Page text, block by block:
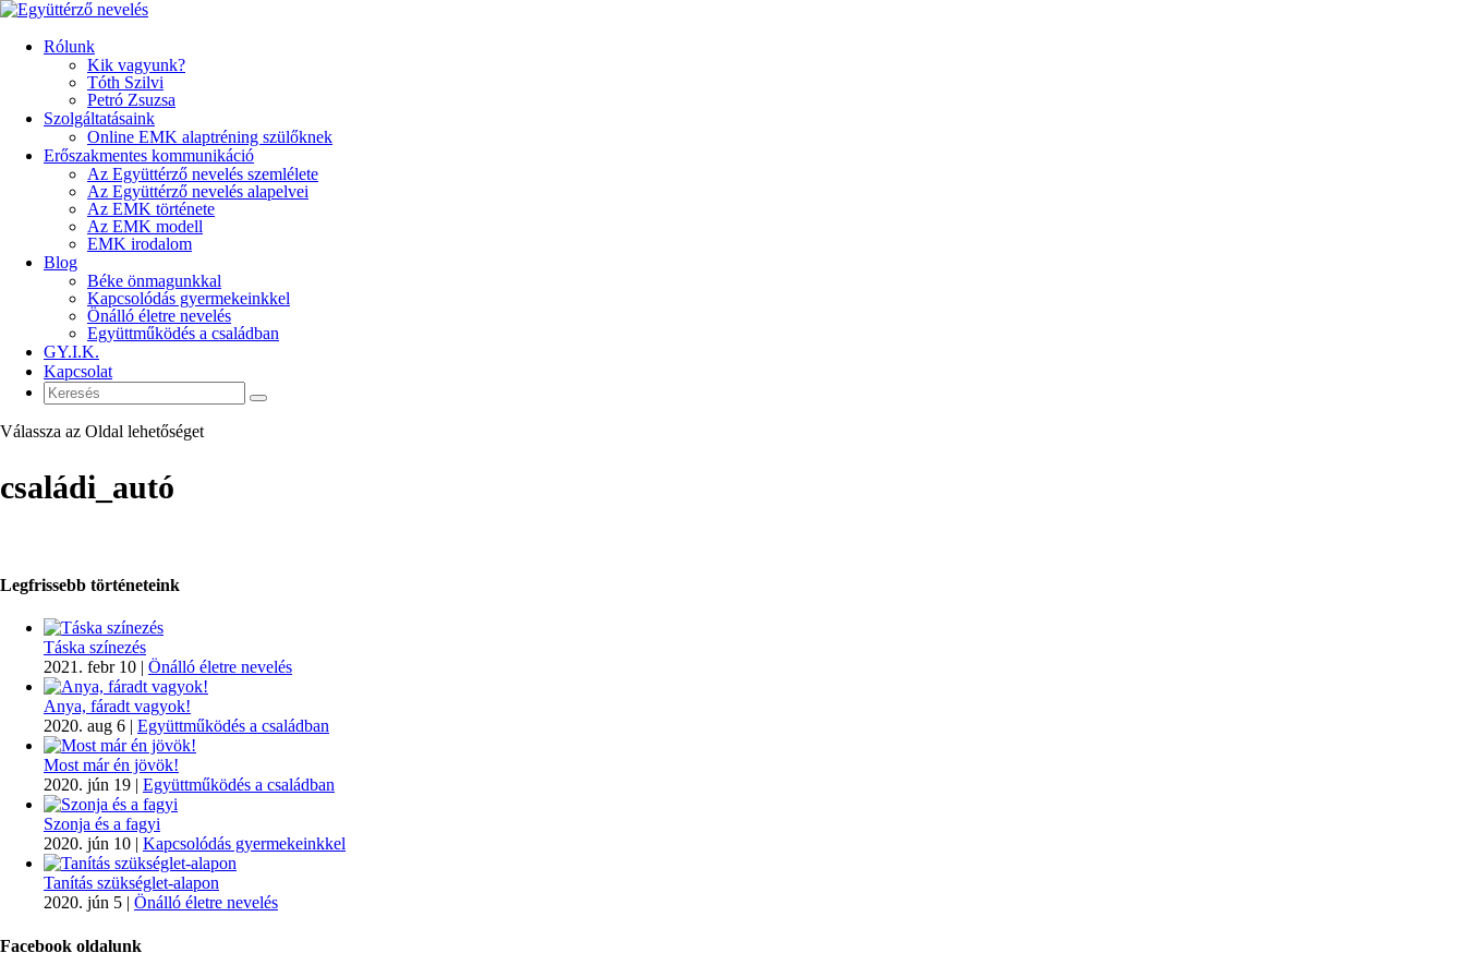
Rólunk
Kik vagyunk?
Tóth Szilvi
Petró Zsuzsa
Szolgáltatásaink
Online EMK alaptréning szülőknek
Erőszakmentes kommunikáció
Az Együttérző nevelés szemlélete
Az Együttérző nevelés alapelvei
Az EMK története
Az EMK modell
EMK irodalom
Blog
Béke önmagunkkal
Kapcsolódás gyermekeinkkel
Önálló életre nevelés
Együttműködés a családban
GY.I.K.
Kapcsolat
Válassza az Oldal lehetőséget
családi_autó
Legfrissebb történeteink
Táska színezés
2021. febr 10 | Önálló életre nevelés
Anya, fáradt vagyok!
2020. aug 6 | Együttműködés a családban
Most már én jövök!
2020. jún 19 | Együttműködés a családban
Szonja és a fagyi
2020. jún 10 | Kapcsolódás gyermekeinkkel
Tanítás szükséglet-alapon
2020. jún 5 | Önálló életre nevelés
Facebook oldalunk